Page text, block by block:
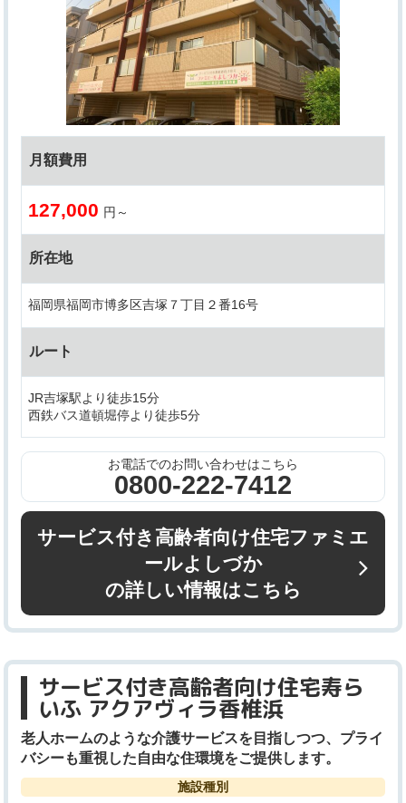
月額費用
127,000 円～
所在地
福岡県福岡市博多区吉塚７丁目２番16号
ルート
JR吉塚駅より徒歩15分
西鉄バス道頓堀停より徒歩5分
お電話でのお問い合わせはこちら
0800-222-7412
サービス付き高齢者向け住宅ファミエ
ールよしづか
の詳しい情報はこちら
サービス付き高齢者向け住宅寿ら
いふ アクアヴィラ香椎浜
老人ホームのような介護サービスを目指しつつ、プライ
バシーも重視した自由な住環境をご提供します。
施設種別